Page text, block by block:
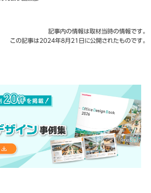
記事内の情報は取材当時の情報です。
この記事は2024年8月21日に公開されたものです。